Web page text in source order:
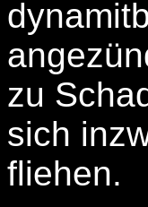
zu
sich
fliehen.